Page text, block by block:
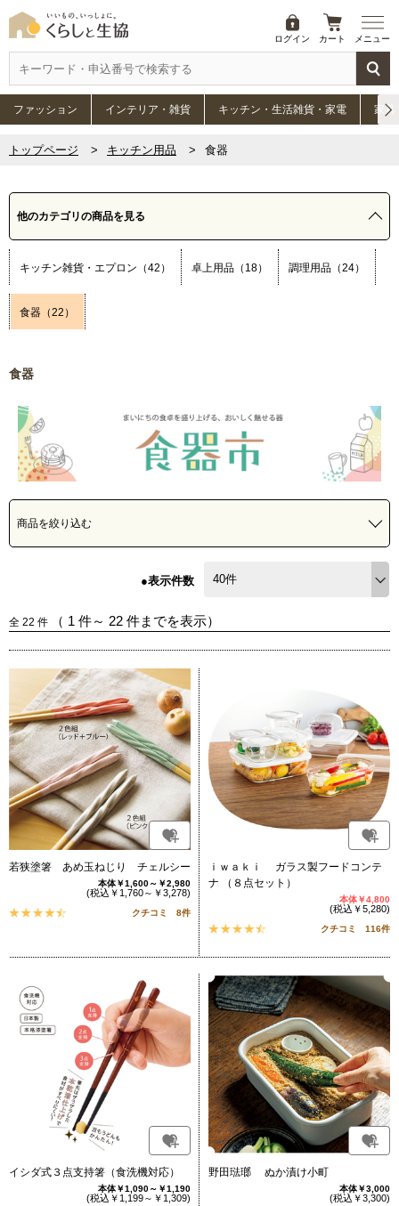
ログイン カート メニュー
ファッション インテリア・雑貨 キッチン・生活雑貨・家電 家具
トップページ キッチン用品 食器
他のカテゴリの商品を見る
キッチン雑貨・エプロン（42） 卓上用品（18） 調理用品（24）
食器（22）
食器
商品を絞り込む
●表示件数
全 22 件 （ 1 件～ 22 件までを表示）
若狭塗箸 あめ玉ねじり チェルシー
本体￥1,600～￥2,980
(税込￥1,760～￥3,278)
クチコミ 8件
ｉｗａｋｉ ガラス製フードコンテ
ナ （８点セット）
本体￥4,800
(税込￥5,280)
クチコミ 116件
イシダ式３点支持箸（食洗機対応）
本体￥1,090～￥1,190
(税込￥1,199～￥1,309)
野田琺瑯 ぬか漬け小町
本体￥3,000
(税込￥3,300)